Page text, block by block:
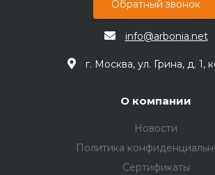
Обратный звонок
info@arbonia.net
г. Москва, ул. Грина, д. 1,
О компании
Новости
Политика
Сертификаты